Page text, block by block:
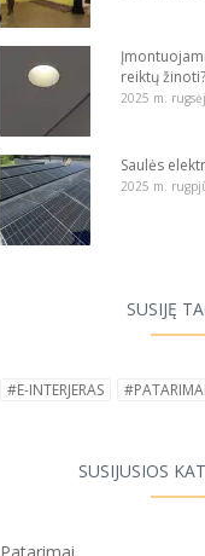
reiktų žinoti?
2025 m.
Saulės
2025 m.
SUSIJĘ
#E-INTERJERAS #PATARIMAI
SUSIJUSIOS